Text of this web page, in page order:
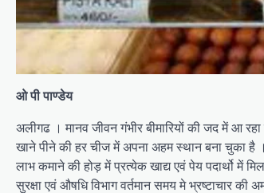
ओ पी पाण्डेय
अलीगढ । मानव जीवन गंभीर बीमारियों की जद में आ
खाने पीने की हर चीज में अपना अहम स्थान बना चुका है ।
लाभ कमाने की होड़ में प्रत्येक खाद्य एवं पेय पदार्थो में
सुरक्षा एवं औषधि विभाग वर्तमान समय मे भ्रष्टाचार